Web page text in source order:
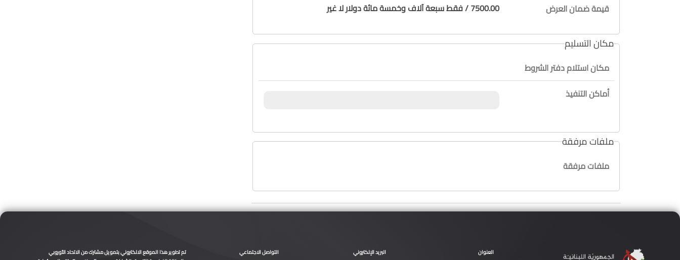
قيمة ضمان العرض
7500.00 / فقط سبعة آلاف وخمسة مائة دولار لا غير
مكان التسليم
مكان استلام دفتر الشروط
أماكن التنفيذ
ملفات مرفقة
ملفات مرفقة
العنوان البريد الإلكتروني التواصل الاجتماعي
تم تطوير هذا الموقع الالكتروني بتمويل مشترك من الاتحاد الأوروبي